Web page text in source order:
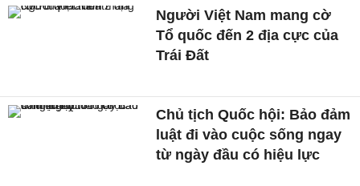
Người Việt Nam mang cờ
Tổ quốc đến 2 địa cực của
Trái Đất
Chủ tịch Quốc hội: Bảo đảm
luật đi vào cuộc sống ngay
từ ngày đầu có hiệu lực